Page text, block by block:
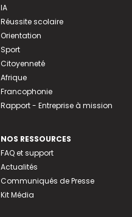
IA
Réussite scolaire
Orientation
Sport
Citoyenneté
Afrique
Francophonie
Rapport - Entreprise à mission
NOS RESSOURCES
FAQ et support
Actualités
Communiqués de Presse
Kit Média